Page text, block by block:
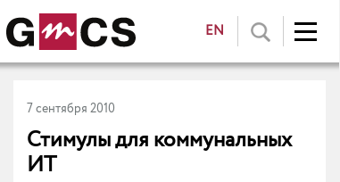
EN
7 сентября 2010
Стимулы для коммунальных
ИТ